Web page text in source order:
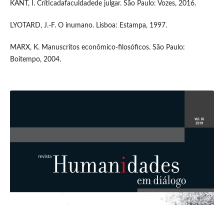
KANT, I. Críticadafaculdadede julgar. São Paulo: Vozes, 2016.
LYOTARD, J.-F. O inumano. Lisboa: Estampa, 1997.
MARX, K. Manuscritos econômico-filosóficos. São Paulo:
Boitempo, 2004.